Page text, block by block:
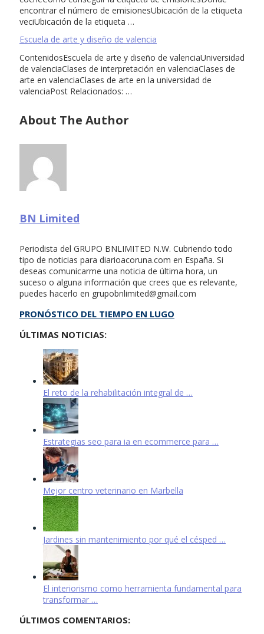
encontrar el número de emisionesUbicación de la etiqueta
veciUbicación de la etiqueta …
Escuela de arte y diseño de valencia
ContenidosEscuela de arte y diseño de valenciaUniversidad
de valenciaClases de interpretación en valenciaClases de
arte en valenciaClases de arte en la universidad de
valenciaPost Relacionados: …
About The Author
BN Limited
Periodista del GRUPO BNLIMITED N.W. Cubriendo todo
tipo de noticias para diarioacoruna.com en España. Si
deseas comunicarme una noticia de última hora, un
suceso o alguna información que crees que es relevante,
puedes hacerlo en grupobnlimited@gmail.com
PRONÓSTICO DEL TIEMPO EN LUGO
ÚLTIMAS NOTICIAS:
El reto de la rehabilitación integral de …
Estrategias seo para ia en ecommerce para …
Mejor centro veterinario en Marbella
Jardines sin mantenimiento por qué el césped …
El interiorismo como herramienta fundamental para
transformar …
ÚLTIMOS COMENTARIOS: